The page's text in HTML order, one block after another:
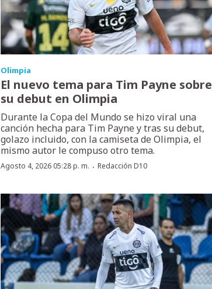
Olimpia
El nuevo tema para Tim Payne sobre
su debut en Olimpia
Durante la Copa del Mundo se hizo viral una
canción hecha para Tim Payne y tras su debut,
golazo incluido, con la camiseta de Olimpia, el
mismo autor le compuso otro tema.
Agosto 4, 2026 05:28 p. m. ·Redacción D10